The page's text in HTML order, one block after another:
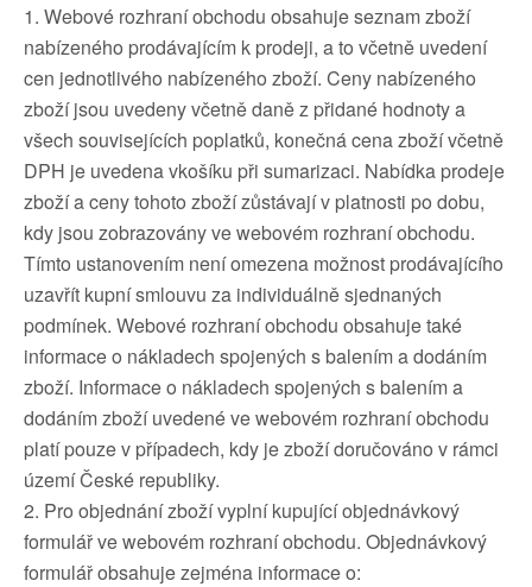
1. Webové rozhraní obchodu obsahuje seznam zboží
nabízeného prodávajícím k prodeji, a to včetně uvedení
cen jednotlivého nabízeného zboží. Ceny nabízeného
zboží jsou uvedeny včetně daně z přidané hodnoty a
všech souvisejících poplatků, konečná cena zboží včetně
DPH je uvedena vkošíku při sumarizaci. Nabídka prodeje
zboží a ceny tohoto zboží zůstávají v platnosti po dobu,
kdy jsou zobrazovány ve webovém rozhraní obchodu.
Tímto ustanovením není omezena možnost prodávajícího
uzavřít kupní smlouvu za individuálně sjednaných
podmínek. Webové rozhraní obchodu obsahuje také
informace o nákladech spojených s balením a dodáním
zboží. Informace o nákladech spojených s balením a
dodáním zboží uvedené ve webovém rozhraní obchodu
platí pouze v případech, kdy je zboží doručováno v rámci
území České republiky.
2. Pro objednání zboží vyplní kupující objednávkový
formulář ve webovém rozhraní obchodu. Objednávkový
formulář obsahuje zejména informace o: